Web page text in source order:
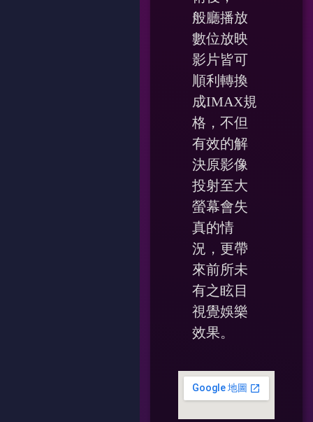
般廳播放
數位放映
影片皆可
順利轉換
成IMAX規
格，不但
有效的解
決原影像
投射至大
螢幕會失
真的情
況，更帶
來前所未
有之眩目
視覺娛樂
效果。